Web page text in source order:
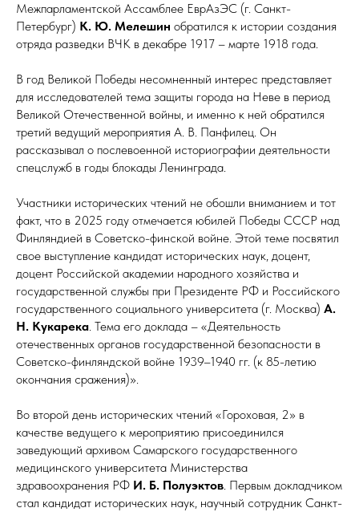
Межпарламентской Ассамблее ЕврАзЭС (г. Санкт-
Петербург) К. Ю. Мелешин обратился к истории создания
отряда разведки ВЧК в декабре 1917 – марте 1918 года.
В год Великой Победы несомненный интерес представляет
для исследователей тема защиты города на Неве в период
Великой Отечественной войны, и именно к ней обратился
третий ведущий мероприятия А. В. Панфилец. Он
рассказывал о послевоенной историографии деятельности
спецслужб в годы блокады Ленинграда.
Участники исторических чтений не обошли вниманием и тот
факт, что в 2025 году отмечается юбилей Победы СССР над
Финляндией в Советско-финской войне. Этой теме посвятил
свое выступление кандидат исторических наук, доцент,
доцент Российской академии народного хозяйства и
государственной службы при Президенте РФ и Российского
государственного социального университета (г. Москва) А.
Н. Кукарека. Тема его доклада – «Деятельность
отечественных органов государственной безопасности в
Советско-финляндской войне 1939–1940 гг. (к 85-летию
окончания сражения)».
Во второй день исторических чтений «Гороховая, 2» в
качестве ведущего к мероприятию присоединился
заведующий архивом Самарского государственного
медицинского университета Министерства
здравоохранения РФ И. Б. Полуэктов. Первым докладчиком
стал кандидат исторических наук, научный сотрудник Санкт-